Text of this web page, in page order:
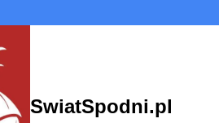
SwiatSpodni.pl